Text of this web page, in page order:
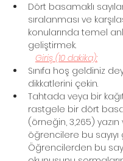
Dört basamaklı
sıralanması ve
konularında temel
geliştirmek.
Giriş (10 dakika):
Sınıfa hoş geldiniz
dikkatlerini çekin.
Tahtada veya bir
rastgele bir dört
(örneğin, 3,265) yazın
öğrencilere bu sayıyı
Öğrencilerden bu